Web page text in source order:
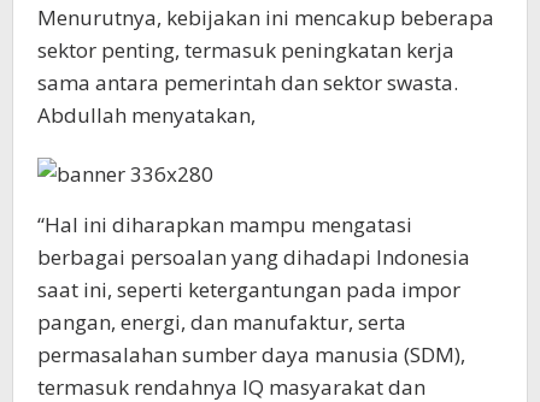
Menurutnya, kebijakan ini mencakup beberapa
sektor penting, termasuk peningkatan kerja
sama antara pemerintah dan sektor swasta.
Abdullah menyatakan,
“Hal ini diharapkan mampu mengatasi
berbagai persoalan yang dihadapi Indonesia
saat ini, seperti ketergantungan pada impor
pangan, energi, dan manufaktur, serta
permasalahan sumber daya manusia (SDM),
termasuk rendahnya IQ masyarakat dan